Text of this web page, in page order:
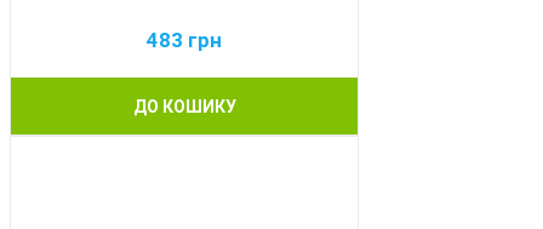
483 грн
ДО КОШИКУ